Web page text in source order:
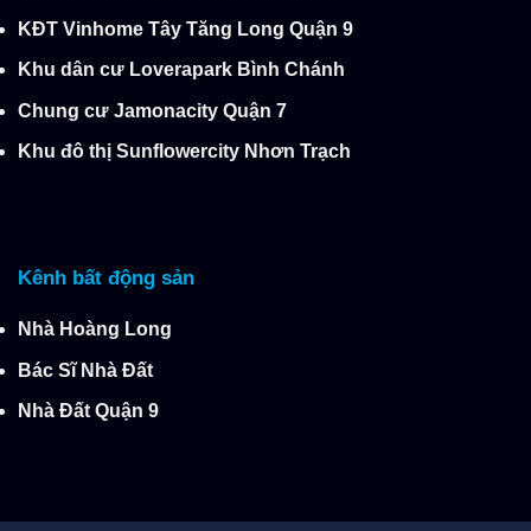
KĐT Vinhome Tây Tăng Long Quận 9
Khu dân cư Loverapark Bình Chánh
Chung cư Jamonacity Quận 7
Khu đô thị Sunflowercity Nhơn Trạch
Kênh bất động sản
Nhà Hoàng Long
Bác Sĩ Nhà Đất
Nhà Đất Quận 9